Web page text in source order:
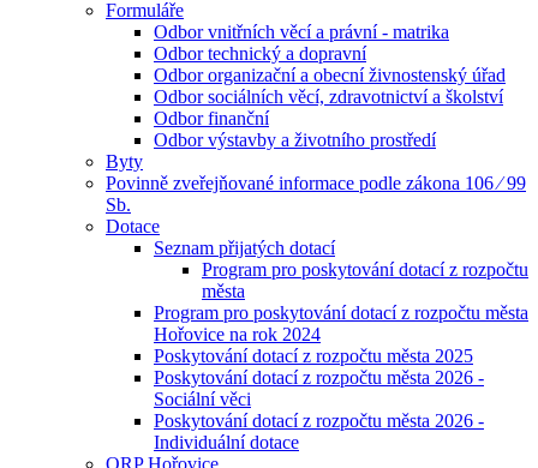
Formuláře
Odbor vnitřních věcí a právní - matrika
Odbor technický a dopravní
Odbor organizační a obecní živnostenský úřad
Odbor sociálních věcí, zdravotnictví a školství
Odbor finanční
Odbor výstavby a životního prostředí
Byty
Povinně zveřejňované informace podle zákona 106 ⁄ 99
Sb.
Dotace
Seznam přijatých dotací
Program pro poskytování dotací z rozpočtu
města
Program pro poskytování dotací z rozpočtu města
Hořovice na rok 2024
Poskytování dotací z rozpočtu města 2025
Poskytování dotací z rozpočtu města 2026 -
Sociální věci
Poskytování dotací z rozpočtu města 2026 -
Individuální dotace
ORP Hořovice